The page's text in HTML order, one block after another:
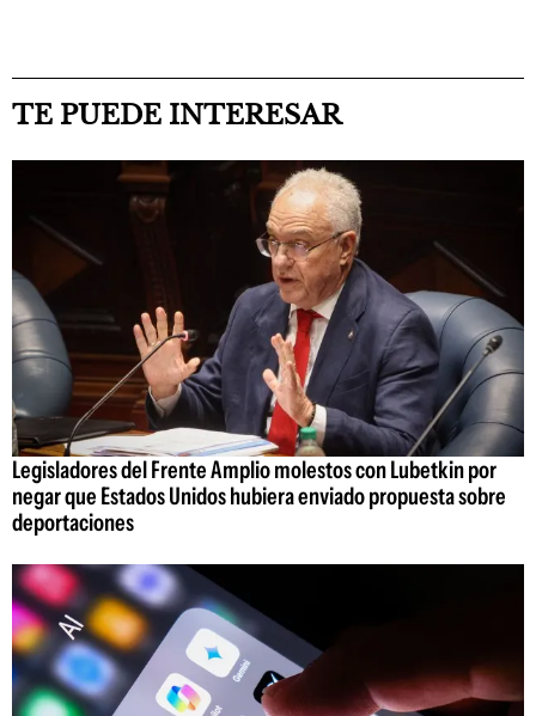
TE PUEDE INTERESAR
Legisladores del Frente Amplio molestos con Lubetkin por
negar que Estados Unidos hubiera enviado propuesta sobre
deportaciones